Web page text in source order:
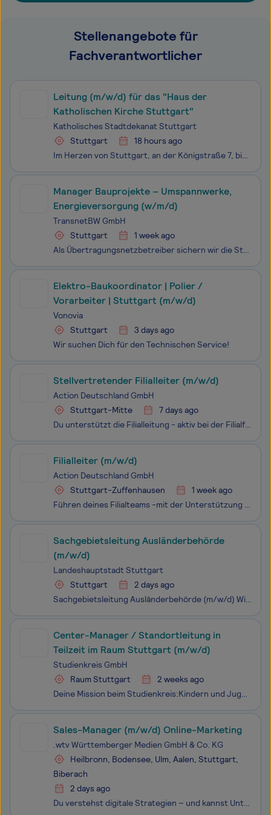
Stellenangebote für
Fachverantwortlicher
Leitung (m/w/d) für das "Haus der
Katholischen Kirche Stuttgart"
Katholisches Stadtdekanat Stuttgart
Stuttgart
18 hours ago
Im Herzen von Stuttgart, an der Königstraße 7, bietet das „Haus der Katholischen Kirche“ einen Ort der Begegnung, der Pastoral und Seelsorge, Information, Bildung und Kultur. Das Katholische Stadtdekanat, das Katholische Bildungswerk, die Domgemeinde St. Eberhard, ein Café, die City-Pastoral, die Ca
Manager Bauprojekte – Umspannwerke,
Energieversorgung (w/m/d)
TransnetBW GmbH
Stuttgart
1 week ago
Als Übertragungsnetzbetreiber sichern wir die Stromversorgung für rund elf Millionen Menschen in Baden-Württemberg. Wir schaffen die Infrastruktur für die Energiewende, indem wir das Höchstspannungsnetz instand halten, optimieren und bedarfsgerecht ausbauen. Mit unserem Netz machen wir das Land nich
Elektro-Baukoordinator | Polier /
Vorarbeiter | Stuttgart (m/w/d)
Vonovia
Stuttgart
3 days ago
Wir suchen Dich für den Technischen Service!
Stellvertretender Filialleiter (m/w/d)
Action Deutschland GmbH
Stuttgart-Mitte
7 days ago
Du unterstützt die Filialleitung - aktiv bei der Filialführung und trägst maßgeblich zum Erfolg der Filiale bei Personalverantwortung - Unterstützung bei der Einsatzplanung, im Bewerbungsprozess und bei der Einarbeitung neuer Mitarbeiter Mitverantwortung - für die optimale Verkaufssteuerun
Filialleiter (m/w/d)
Action Deutschland GmbH
Stuttgart-Zuffenhausen
1 week ago
Führen deines Filialteams -mit der Unterstützung der Stellvertretenden Filialleitung Verantwortung für das Filialbild - Bestellprozess, Umsetzung der Präsentationsrichtlinien und täglich anfallenden Aufgaben Personalverantwortung - Erstellen von Dienstplänen und Förderung der Mitarbeiteren
Sachgebietsleitung Ausländerbehörde
(m/w/d)
Landeshauptstadt Stuttgart
Stuttgart
2 days ago
Sachgebietsleitung Ausländerbehörde (m/w/d) Wir suchen Sie für das Amt für öffentliche Ordnung der Landeshauptstadt Stuttgart. Die Stelle ist in Vollzeit und unbefristet zu besetzen. Das Amt für öffentliche Ordnung ist eines der großen Ämter der Stadtverwaltung mit über 1.000 Mitarbeitenden. Die Au
Center-Manager / Standortleitung in
Teilzeit im Raum Stuttgart (m/w/d)
Studienkreis GmbH
Raum Stuttgart
2 weeks ago
Deine Mission beim Studienkreis:Kindern und Jugendlichen helfen, ihr schulisches Potenzial voll auszuschöpfen und erfolgreich ins Leben zu starten. In deiner Rolle gestaltest du aktiv mit:Du bist Herzstück & Wachstumstreiber: Als erste Anlaufstelle für Familien organisierst du nicht nur den S
Sales-Manager (m/w/d) Online-Marketing
.wtv Württemberger Medien GmbH & Co. KG
Heilbronn, Bodensee, Ulm, Aalen, Stuttgart,
Biberach
2 days ago
Du verstehst digitale Strategien – und kannst Unter­nehmen dafür begeistern? Dann werde Teil der Württemberger Medien! Württemberger Medien unterstützt mittel­ständische Unternehmen seit über 25 Jahren dabei, online sichtbar zu werden – mit passenden Lösungen für Online-Marke­ting, Recruiting und di